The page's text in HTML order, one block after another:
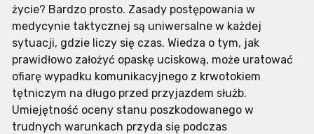
życie? Bardzo prosto. Zasady postępowania w
medycynie taktycznej są uniwersalne w każdej
sytuacji, gdzie liczy się czas. Wiedza o tym, jak
prawidłowo założyć opaskę uciskową, może uratować
ofiarę wypadku komunikacyjnego z krwotokiem
tętniczym na długo przed przyjazdem służb.
Umiejętność oceny stanu poszkodowanego w
trudnych warunkach przyda się podczas